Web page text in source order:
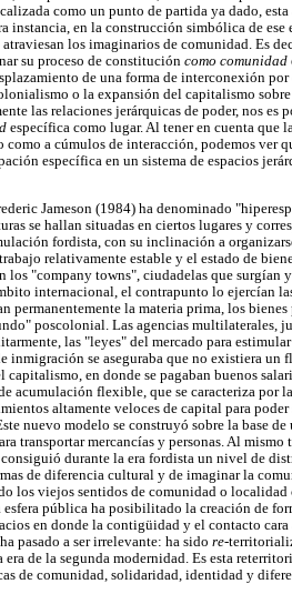
como un punto de partida ya dado,
instancia, en la construcción simbólica de
los imaginarios de comunidad. Es
su proceso de constitución como comunidad
de una forma de interconexión
o la expansión del capitalismo
las relaciones jerárquicas de poder, nos
específica como lugar. Al tener en cuenta que
como a cúmulos de interacción, podemos
específica en un sistema de espacios
Jameson (1984) ha denominado
se hallan situadas en ciertos lugares y
fordista, con su inclinación a
relativamente estable y el estado de
los "company towns", ciudadelas que
internacional, el contrapunto lo ejercían
permanentemente la materia prima, los
poscolonial. Las agencias multilaterales,
las "leyes" del mercado para
inmigración se aseguraba que no existiera
capitalismo, en donde se pagaban buenos
acumulación flexible, que se caracteriza por
altamente veloces de capital para
nuevo modelo se construyó sobre la base
transportar mercancías y personas. Al
durante la era fordista un nivel de
de diferencia cultural y de imaginar la
los viejos sentidos de comunidad o
esfera pública ha posibilitado la creación de
en donde la contigüidad y el contacto
pasado a ser irrelevante: ha sido re-
era de la segunda modernidad. Es esta
de comunidad, solidaridad, identidad y